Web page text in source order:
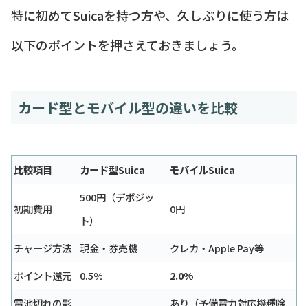
特に初めてSuicaを持つ方や、久しぶりに使う方は
以下のポイントを押さえておきましょう。
カード型とモバイル型の違いを比較
比較項目 カード型Suica モバイルSuica
初期費用
500円（デポジッ
ト）
0円
チャージ方法 現金・券売機
クレカ・Apple Pay等
ポイント還元
0.5%
2.0%
電池切れの影
あり（予備電力対応機種除